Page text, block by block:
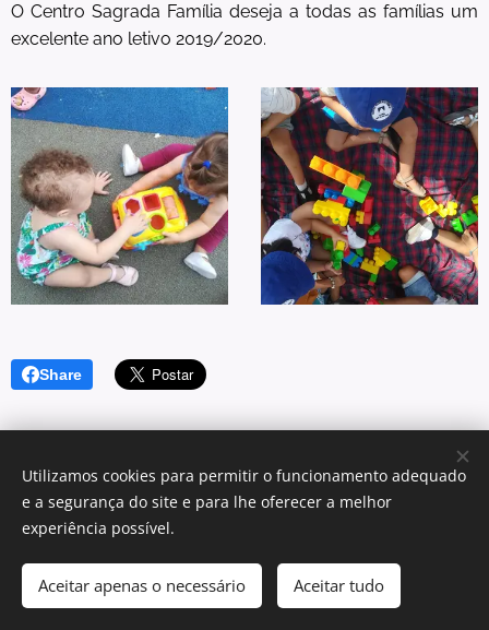
O Centro Sagrada Família deseja a todas as famílias um
excelente ano letivo 2019/2020.
Share
Cookies
Utilizamos cookies para permitir o funcionamento adequado
e a segurança do site e para lhe oferecer a melhor
experiência possível.
Aceitar apenas o necessário Aceitar tudo